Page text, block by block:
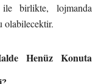
birlikte, lojmanda
olabilecektir.
Henüz Konuta